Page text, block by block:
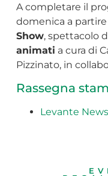
A completare il
domenica a partire
Show, spettacolo
animati a cura di
Pizzinato, in
Rassegna
Levante News